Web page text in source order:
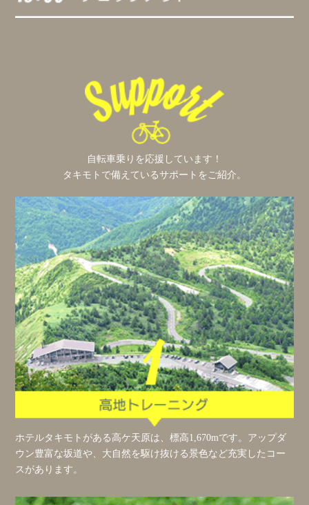
自転車乗りを応援しています！
タキモトで備えているサポートをご紹介。
ホテルタキモトがある高ケ天原は、標高1,670mです。アップダ
ウン豊富な坂道や、大自然を駆け抜ける景色など充実したコー
スがあります。